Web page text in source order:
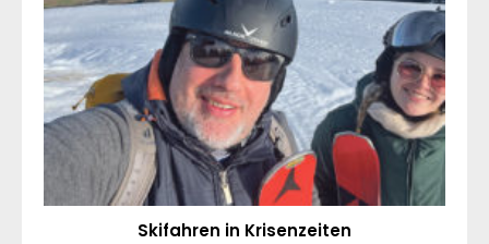
Skifahren in Krisenzeiten